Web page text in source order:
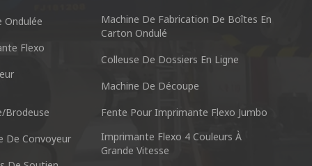
À Emballer Co., Ltd.
District Guangzhou Guangdong 511495 Chine
Skype : +86 13928828361
No.3, Zhixin
Ondulée
Flexo
brodeuse
De Convoyeur
Machine De Fabrication De Boîtes En
Carton Ondulé
Colleuse De Dossiers En Ligne
Machine De Découpe
Fente Pour Imprimante Flexo Jumbo
Imprimante Flexo 4 Couleurs À
Grande Vitesse